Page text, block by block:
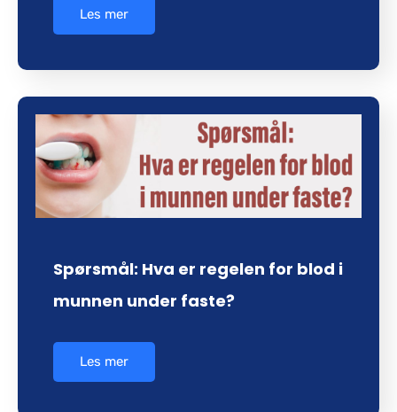
Les mer
Spørsmål: Hva er regelen for blod i
munnen under faste?
Les mer